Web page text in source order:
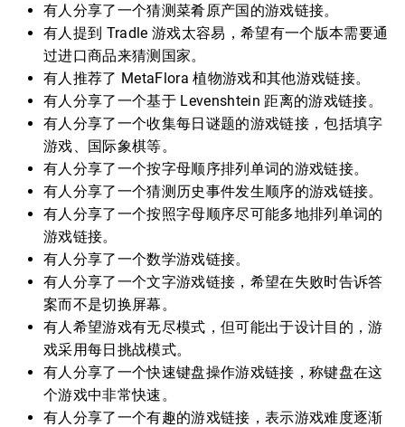
有人分享了一个猜测菜肴原产国的游戏链接。
有人提到 Tradle 游戏太容易，希望有一个版本需要通
过进口商品来猜测国家。
有人推荐了 MetaFlora 植物游戏和其他游戏链接。
有人分享了一个基于 Levenshtein 距离的游戏链接。
有人分享了一个收集每日谜题的游戏链接，包括填字
游戏、国际象棋等。
有人分享了一个按字母顺序排列单词的游戏链接。
有人分享了一个猜测历史事件发生顺序的游戏链接。
有人分享了一个按照字母顺序尽可能多地排列单词的
游戏链接。
有人分享了一个数学游戏链接。
有人分享了一个文字游戏链接，希望在失败时告诉答
案而不是切换屏幕。
有人希望游戏有无尽模式，但可能出于设计目的，游
戏采用每日挑战模式。
有人分享了一个快速键盘操作游戏链接，称键盘在这
个游戏中非常快速。
有人分享了一个有趣的游戏链接，表示游戏难度逐渐